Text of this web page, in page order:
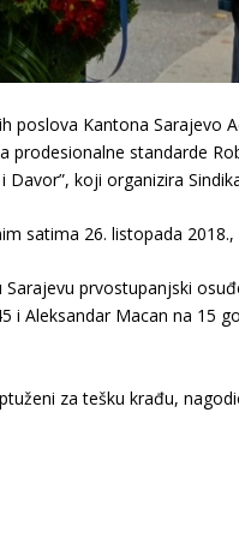
poslova Kantona Sarajevo
prodesionalne standarde
koji organizira
satima 26. listopada
prvostupanjski
i Aleksandar Macan na 15
za tešku krađu,